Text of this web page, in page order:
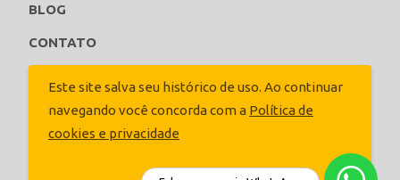
Este site salva seu histórico de uso. Ao continuar
navegando você concorda com a Política de
cookies e privacidade
BLOG
CONTATO